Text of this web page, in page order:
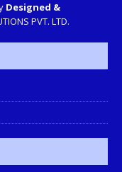
Designed &
PVT. LTD.